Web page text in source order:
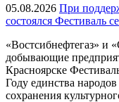
05.08.2026 При
состоялся Фестиваль
«Востсибнефтегаз» и
добывающие
Красноярске
Году единства
сохранения